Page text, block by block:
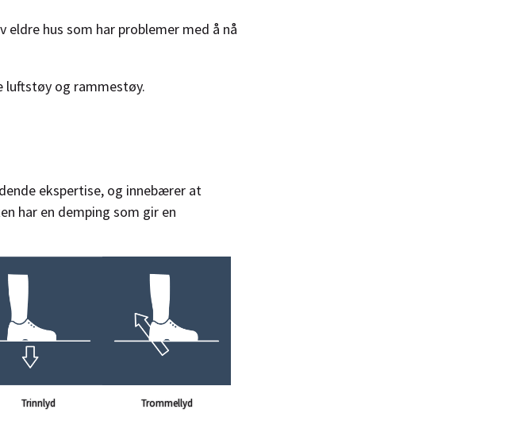
eldre hus som har problemer med å nå
luftstøy og rammestøy.
ekspertise, og innebærer at
har en demping som gir en
Trinnlyd Trommellyd